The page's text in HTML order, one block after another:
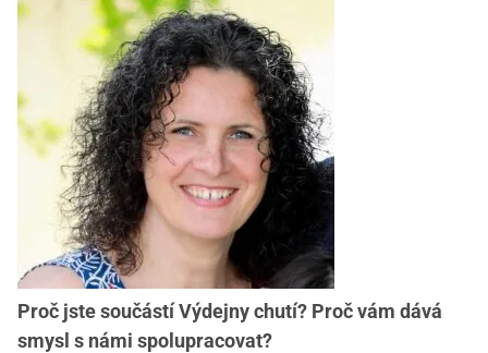
Proč jste součástí Výdejny chutí? Proč vám dává
smysl s námi spolupracovat?